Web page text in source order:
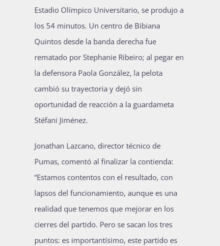
Estadio Olímpico Universitario, se produjo a
los 54 minutos. Un centro de Bibiana
Quintos desde la banda derecha fue
rematado por Stephanie Ribeiro; al pegar en
la defensora Paola González, la pelota
cambió su trayectoria y dejó sin
oportunidad de reacción a la guardameta
Stéfani Jiménez.
Jonathan Lazcano, director técnico de
Pumas, comentó al finalizar la contienda:
“Estamos contentos con el resultado, con
lapsos del funcionamiento, aunque es una
realidad que tenemos que mejorar en los
cierres del partido. Pero se sacan los tres
puntos: es importantísimo, este partido es